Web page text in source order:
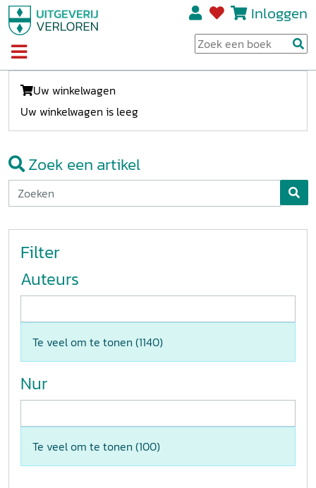
Inloggen
Uw winkelwagen
Uw winkelwagen is leeg
Zoek een artikel
Filter
Auteurs
Te veel om te tonen (1140)
Nur
Te veel om te tonen (100)